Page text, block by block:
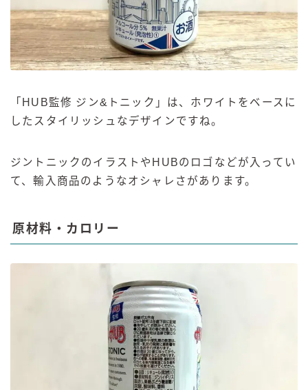
「HUB監修 ジン&トニック」は、ホワイトをベースに
したスタイリッシュなデザインですね。
ジントニックのイラストやHUBのロゴなどが入ってい
て、輸入商品のようなオシャレさがあります。
原材料・カロリー